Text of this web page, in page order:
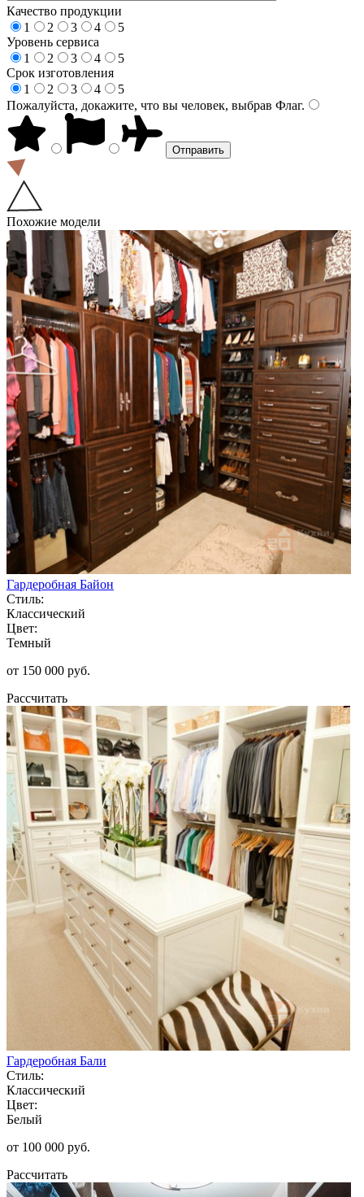
Качество продукции
1
2 3 4
5
Уровень сервиса
1
2 3 4
5
Срок изготовления
1
2 3 4
5
Пожалуйста, докажите, что вы человек, выбрав Флаг.
Похожие модели
Гардеробная Байон
Стиль:
Классический
Цвет:
Темный
от 150 000 руб.
Рассчитать
Гардеробная Бали
Стиль:
Классический
Цвет:
Белый
от 100 000 руб.
Рассчитать